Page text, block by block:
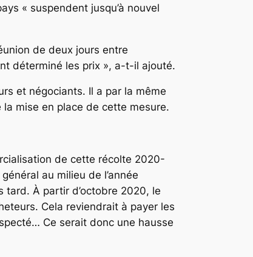
« suspendent jusqu’à nouvel
de deux jours entre
déterminé les prix », a-t-il ajouté.
et négociants. Il a par la même
mise en place de cette mesure.
de cette récolte 2020-
au milieu de l’année
tard. À partir d’octobre 2020, le
Cela reviendrait à payer les
Ce serait donc une hausse